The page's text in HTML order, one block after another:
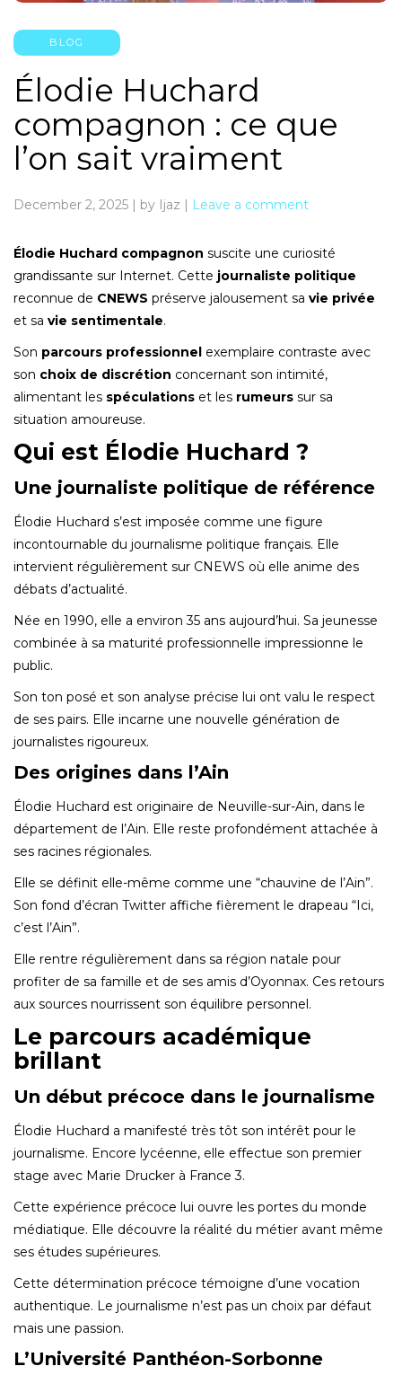
BLOG
Élodie Huchard
compagnon : ce que
l’on sait vraiment
December 2, 2025 | by Ijaz | Leave a comment
Élodie Huchard compagnon suscite une curiosité
grandissante sur Internet. Cette journaliste politique
reconnue de CNEWS préserve jalousement sa vie privée
et sa vie sentimentale.
Son parcours professionnel exemplaire contraste avec
son choix de discrétion concernant son intimité,
alimentant les spéculations et les rumeurs sur sa
situation amoureuse.
Qui est Élodie Huchard ?
Une journaliste politique de référence
Élodie Huchard s’est imposée comme une figure
incontournable du journalisme politique français. Elle
intervient régulièrement sur CNEWS où elle anime des
débats d’actualité.
Née en 1990, elle a environ 35 ans aujourd’hui. Sa jeunesse
combinée à sa maturité professionnelle impressionne le
public.
Son ton posé et son analyse précise lui ont valu le respect
de ses pairs. Elle incarne une nouvelle génération de
journalistes rigoureux.
Des origines dans l’Ain
Élodie Huchard est originaire de Neuville-sur-Ain, dans le
département de l’Ain. Elle reste profondément attachée à
ses racines régionales.
Elle se définit elle-même comme une “chauvine de l’Ain”.
Son fond d’écran Twitter affiche fièrement le drapeau “Ici,
c’est l’Ain”.
Elle rentre régulièrement dans sa région natale pour
profiter de sa famille et de ses amis d’Oyonnax. Ces retours
aux sources nourrissent son équilibre personnel.
Le parcours académique
brillant
Un début précoce dans le journalisme
Élodie Huchard a manifesté très tôt son intérêt pour le
journalisme. Encore lycéenne, elle effectue son premier
stage avec Marie Drucker à France 3.
Cette expérience précoce lui ouvre les portes du monde
médiatique. Elle découvre la réalité du métier avant même
ses études supérieures.
Cette détermination précoce témoigne d’une vocation
authentique. Le journalisme n’est pas un choix par défaut
mais une passion.
L’Université Panthéon-Sorbonne